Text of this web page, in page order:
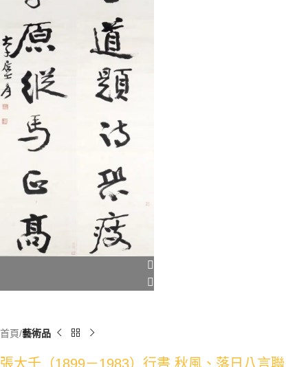
首頁 藝術品
張大千（1899－1983）行書 秋風、落日八言聯